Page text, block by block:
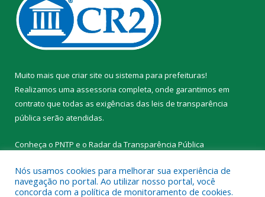
Muito mais que criar site ou sistema para prefeituras!
Realizamos uma assessoria completa, onde garantimos em
contrato que todas as exigências das leis de transparência
pública serão atendidas.
Conheça o PNTP e o Radar da Transparência Pública
Nós usamos cookies para melhorar sua experiência de
navegação no portal. Ao utilizar nosso portal, você
concorda com a política de monitoramento de cookies.